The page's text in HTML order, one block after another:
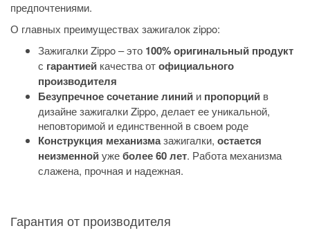
предпочтениями.
О главных преимуществах зажигалок zippo:
Зажигалки Zippo – это 100% оригинальный продукт
с гарантией качества отофициального
производителя
Безупречное сочетание линий и пропорций в
дизайне зажигалки Zippo, делает ее уникальной,
неповторимой и единственной в своем роде
Конструкция механизмазажигалки, остается
неизменнойужеболее 60 лет. Работа механизма
слажена, прочная и надежная.
Гарантия от производителя